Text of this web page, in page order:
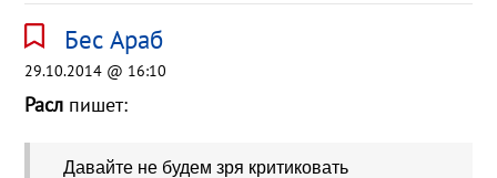
Бес Араб
29.10.2014 @ 16:10
Расл пишет:
Давайте не будем зря критиковать